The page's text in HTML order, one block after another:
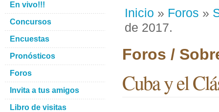
Inicio » Foros »
de 2017.
Foros /
Cuba y el
En vivo!!!
Concursos
Encuestas
Pronósticos
Foros
Invita a tus amigos
Libro de visitas